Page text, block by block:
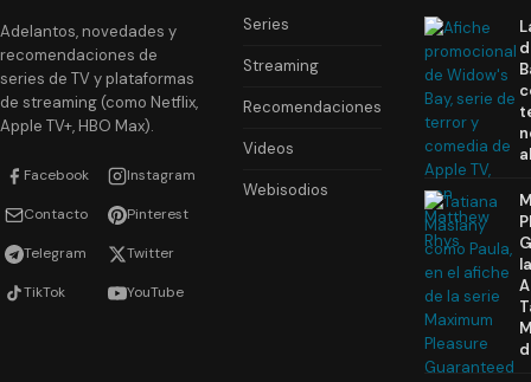
Adelantos, novedades y
recomendaciones de
series de TV y plataformas
de streaming (como Netflix,
Apple TV+, HBO Max).
Facebook Instagram
Contacto Pinterest
Telegram Twitter
TikTok YouTube
Series
Streaming
Recomendaciones
Videos
Webisodios